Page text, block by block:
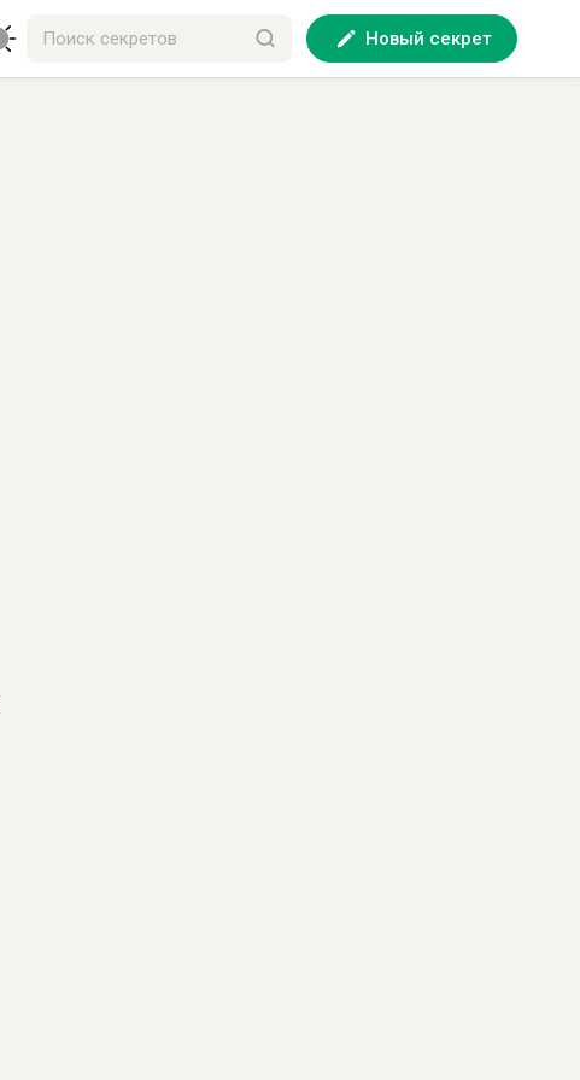
Новый секрет